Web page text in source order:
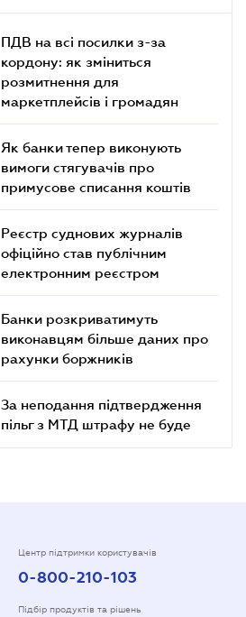
ПДВ на всі посилки з-за
кордону: як зміниться
розмитнення для
маркетплейсів і громадян
Як банки тепер виконують
вимоги стягувачів про
примусове списання коштів
Реєстр суднових журналів
офіційно став публічним
електронним реєстром
Банки розкриватимуть
виконавцям більше даних про
рахунки боржників
За неподання підтвердження
пільг з МТД штрафу не буде
Центр підтримки користувачів
0-800-210-103
Підбір продуктів та рішень